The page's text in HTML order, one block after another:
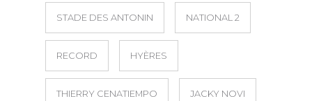
STADE DES ANTONIN NATIONAL 2
RECORD HYÈRES
THIERRY CENATIEMPO JACKY NOVI